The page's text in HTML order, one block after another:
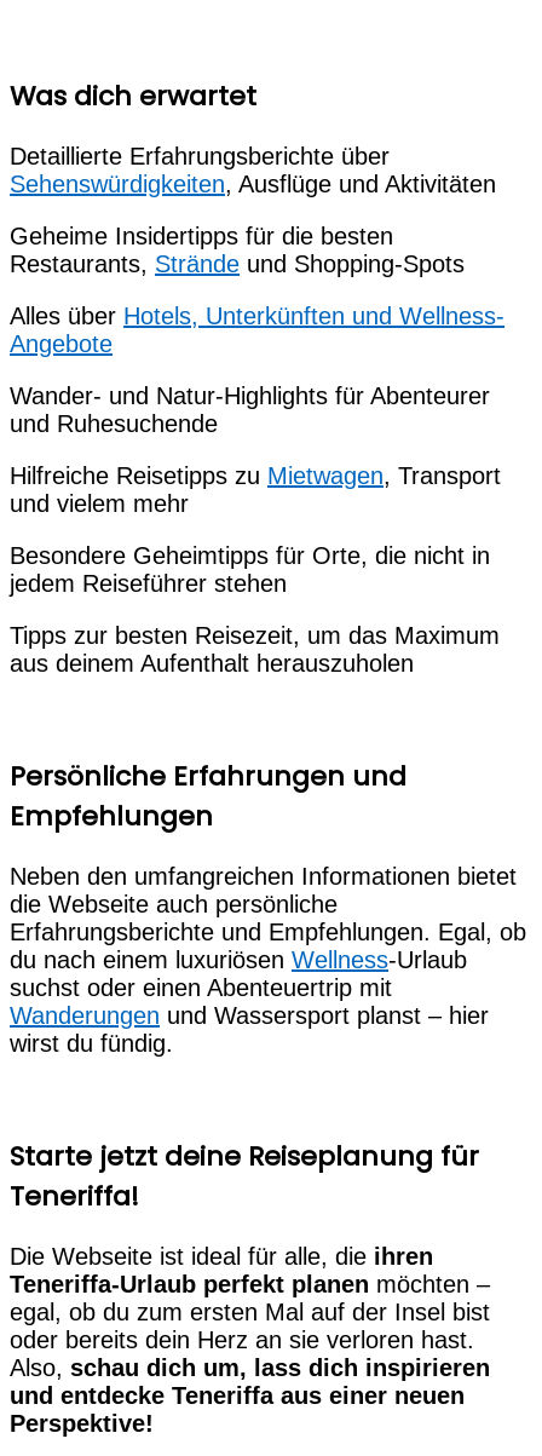
Was dich erwartet
Detaillierte Erfahrungsberichte über
Sehenswürdigkeiten, Ausflüge und Aktivitäten
Geheime Insidertipps für die besten
Restaurants, Strände und Shopping-Spots
Alles über Hotels, Unterkünften und Wellness-
Angebote
Wander- und Natur-Highlights für Abenteurer
und Ruhesuchende
Hilfreiche Reisetipps zu Mietwagen, Transport
und vielem mehr
Besondere Geheimtipps für Orte, die nicht in
jedem Reiseführer stehen
Tipps zur besten Reisezeit, um das Maximum
aus deinem Aufenthalt herauszuholen
Persönliche Erfahrungen und
Empfehlungen
Neben den umfangreichen Informationen bietet
die Webseite auch persönliche
Erfahrungsberichte und Empfehlungen. Egal, ob
du nach einem luxuriösen Wellness-Urlaub
suchst oder einen Abenteuertrip mit
Wanderungen und Wassersport planst – hier
wirst du fündig.
Starte jetzt deine Reiseplanung für
Teneriffa!
Die Webseite ist ideal für alle, die ihren
Teneriffa-Urlaub perfekt planen möchten –
egal, ob du zum ersten Mal auf der Insel bist
oder bereits dein Herz an sie verloren hast.
Also, schau dich um, lass dich inspirieren
und entdecke Teneriffa aus einer neuen
Perspektive!